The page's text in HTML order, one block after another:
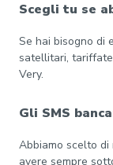
Scegli tu se
Se hai bisogno di
satellitari,
Very.
Gli SMS
Abbiamo scelto
avere sempre